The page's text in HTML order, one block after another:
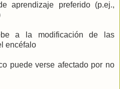
aprendizaje preferido (p.ej.,
a la modificación de las
encéfalo
puede verse afectado por no